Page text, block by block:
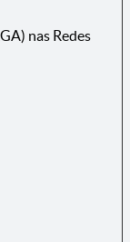
nas Redes